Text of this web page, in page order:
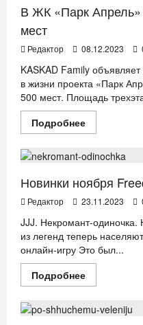
работ
–
дело
каждого»
В ЖК «Парк Апрель»
мест
Редактор 08.12.2023
KASKAD Family
в жизни проекта «Парк
500 мест. Площадь
ПодробнееПрочитать
больше
В
ЖК
Апрель»
школу
на
500
мест
ДЕТИ КНИГИ
Новинки ноября
Редактор 23.11.2023
JJJ. Некромант-
из легенд теперь
онлайн-игру Это был...
ПодробнееПрочитать
больше
Новинки
ноября